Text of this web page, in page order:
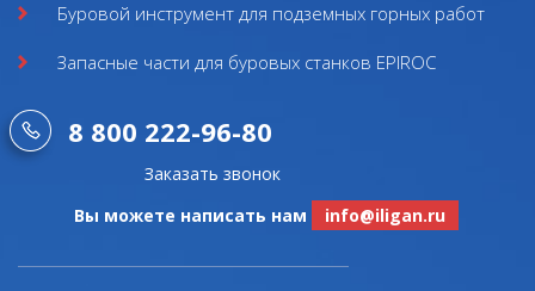
Буровой инструмент для подземных горных работ
Запасные части для буровых станков EPIROC
8 800 222-96-80
Заказать звонок
Вы можете написать нам
info@iligan.ru